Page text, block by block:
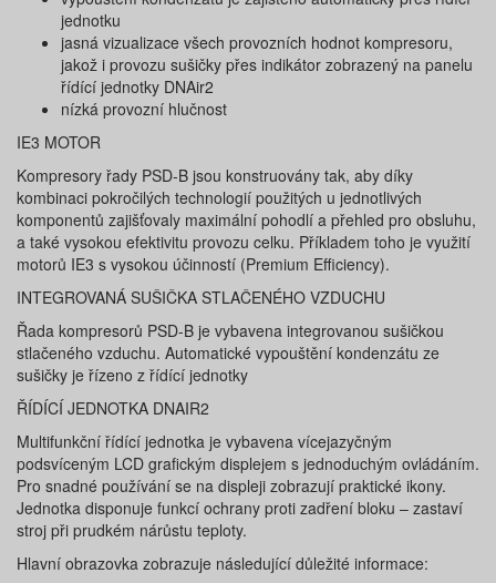
jednotku
jasná vizualizace všech provozních hodnot kompresoru,
jakož i provozu sušičky přes indikátor zobrazený na panelu
řídící jednotky DNAir2
nízká provozní hlučnost
IE3 MOTOR
Kompresory řady PSD-B jsou konstruovány tak, aby díky
kombinaci pokročilých technologií použitých u jednotlivých
komponentů zajišťovaly maximální pohodlí a přehled pro obsluhu,
a také vysokou efektivitu provozu celku. Příkladem toho je využití
motorů IE3 s vysokou účinností (Premium Efficiency).
INTEGROVANÁ SUŠIČKA STLAČENÉHO VZDUCHU
Řada kompresorů PSD-B je vybavena integrovanou sušičkou
stlačeného vzduchu. Automatické vypouštění kondenzátu ze
sušičky je řízeno z řídící jednotky
ŘÍDÍCÍ JEDNOTKA DNAIR2
Multifunkční řídící jednotka je vybavena vícejazyčným
podsvíceným LCD grafickým displejem s jednoduchým ovládáním.
Pro snadné používání se na displeji zobrazují praktické ikony.
Jednotka disponuje funkcí ochrany proti zadření bloku – zastaví
stroj při prudkém nárůstu teploty.
Hlavní obrazovka zobrazuje následující důležité informace: